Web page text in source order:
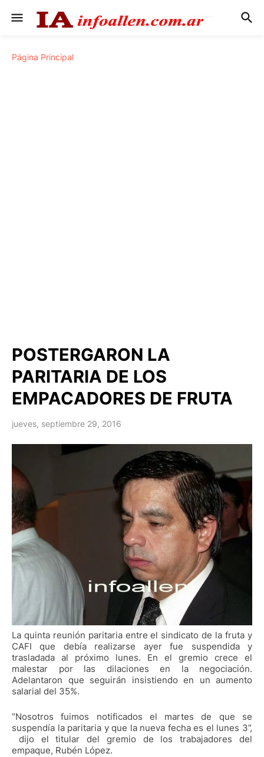
Página Principal
POSTERGARON LA
PARITARIA DE LOS
EMPACADORES DE FRUTA
jueves, septiembre 29, 2016
La quinta reunión paritaria entre el sindicato de la fruta y
CAFI que debía realizarse ayer fue suspendida y
trasladada al próximo lunes. En el gremio crece el
malestar por las dilaciones en la negociación.
Adelantaron que seguirán insistiendo en un aumento
salarial del 35%.
“Nosotros fuimos notificados el martes de que se
suspendía la paritaria y que la nueva fecha es el lunes 3”,
dijo el titular del gremio de los trabajadores del
empaque, Rubén López.